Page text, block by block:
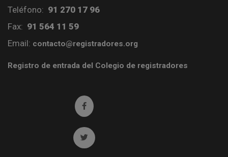
Teléfono: 91 270 17 96
Fax: 91 564 11 59
Email: contacto@registradores.org
Registro de entrada del Colegio de registradores
Ir a facebook (abre en ventana nueva)
Ir a twitter (abre en ventana nueva)